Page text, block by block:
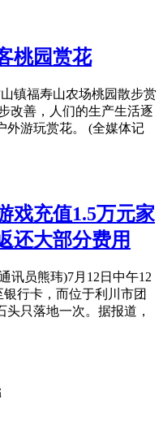
桃园赏花
镇福寿山农场桃园散步赏
改善，人们的生产生活逐
外游玩赏花。 (全媒体记
戏充值1.5万元家
还大部分费用
讯员熊玮)7月12日中午12
行卡，而位于利川市团
只落地一次。据报道，